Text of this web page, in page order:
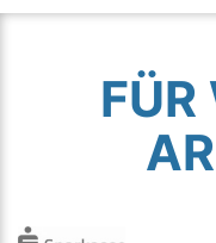
FÜR